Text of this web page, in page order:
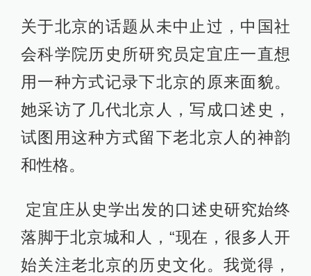
关于北京的话题从未中止过，中国社
会科学院历史所研究员定宜庄一直想
用一种方式记录下北京的原来面貌。
她采访了几代北京人，写成口述史，
试图用这种方式留下老北京人的神韵
和性格。
定宜庄从史学出发的口述史研究始终
落脚于北京城和人，“现在，很多人开
始关注老北京的历史文化。我觉得，